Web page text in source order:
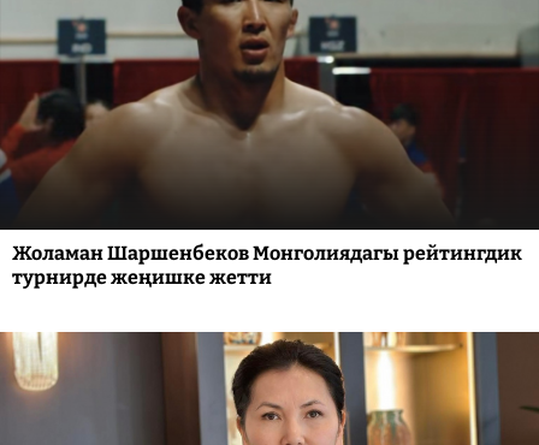
Жоламан Шаршенбеков Монголиядагы рейтингдик
турнирде жеңишке жетти